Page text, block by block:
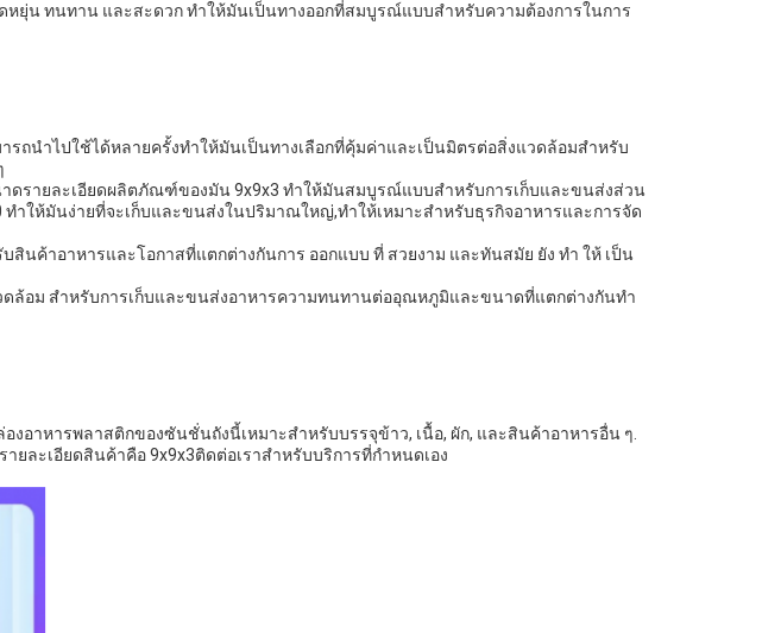
ณเร็ว ๆ นี้!
หยุ่น ทนทาน และสะดวก ทําให้มันเป็นทางออกที่สมบูรณ์แบบสําหรับความต้องการในการ
ถนําไปใช้ได้หลายครั้งทําให้มันเป็นทางเลือกที่คุ้มค่าและเป็นมิตรต่อสิ่งแวดล้อมสําหรับ
ดรายละเอียดผลิตภัณฑ์ของมัน 9x9x3 ทําให้มันสมบูรณ์แบบสําหรับการเก็บและขนส่งส่วน
ทําให้มันง่ายที่จะเก็บและขนส่งในปริมาณใหญ่,ทําให้เหมาะสําหรับธุรกิจอาหารและการจัด
นค้าอาหารและโอกาสที่แตกต่างกันการ ออกแบบ ที่ สวยงาม และทันสมัย ยัง ทํา ให้ เป็น
ล้อม สําหรับการเก็บและขนส่งอาหารความทนทานต่ออุณหภูมิและขนาดที่แตกต่างกันทํา
อาหารพลาสติกของซันชั่นถังนี้เหมาะสําหรับบรรจุข้าว, เนื้อ, ผัก, และสินค้าอาหารอื่น ๆ.
ละเอียดสินค้าคือ 9x9x3ติดต่อเราสําหรับบริการที่กําหนดเอง